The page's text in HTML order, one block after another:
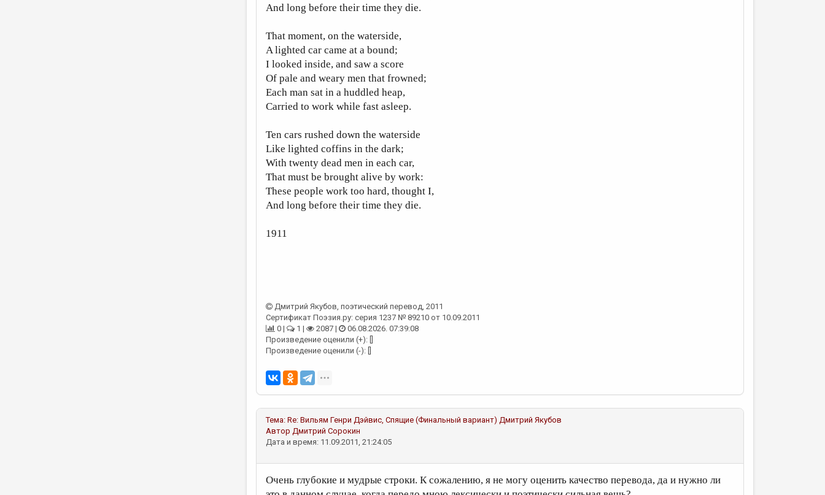
And long before their time they die.
That moment, on the waterside,
A lighted car came at a bound;
I looked inside, and saw a score
Of pale and weary men that frowned;
Each man sat in a huddled heap,
Carried to work while fast asleep.
Ten cars rushed down the waterside
Like lighted coffins in the dark;
With twenty dead men in each car,
That must be brought alive by work:
These people work too hard, thought I,
And long before their time they die.
1911
Дмитрий Якубов, поэтический перевод, 2011
Сертификат Поэзия.ру: серия 1237 № 89210 от 10.09.2011
0 |
1 | 2087 |
06.08.2026. 07:39:08
Произведение оценили (+): []
Произведение оценили (-): []
Тема: Re: Вильям Генри Дэйвис, Спящие (Финальный вариант) Дмитрий Якубов
Автор Дмитрий Сорокин
Дата и время: 11.09.2011, 21:24:05
Очень глубокие и мудрые строки. К сожалению, я не могу оценить качество перевода, да и нужно ли